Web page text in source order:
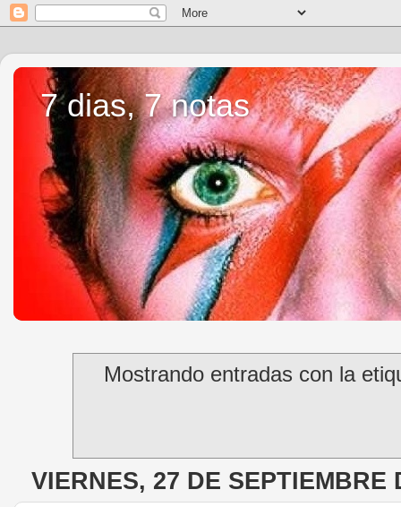
7 dias, 7 notas
Mostrando entradas con la
VIERNES, 27 DE SEPTIEMBRE